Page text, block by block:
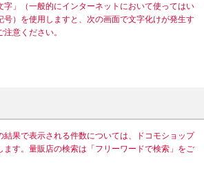
字」（一般的にインターネットにおいて使ってはい
号）を使用しますと、次の画面で文字化けが発生す
意ください。
結果で表示される件数については、ドコモショップ
ます。量販店の検索は「フリーワードで検索」をご